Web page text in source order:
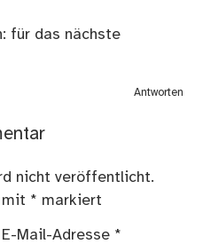
für das nächste
Antworten
nicht veröffentlicht.
mit * markiert
E-Mail-Adresse *